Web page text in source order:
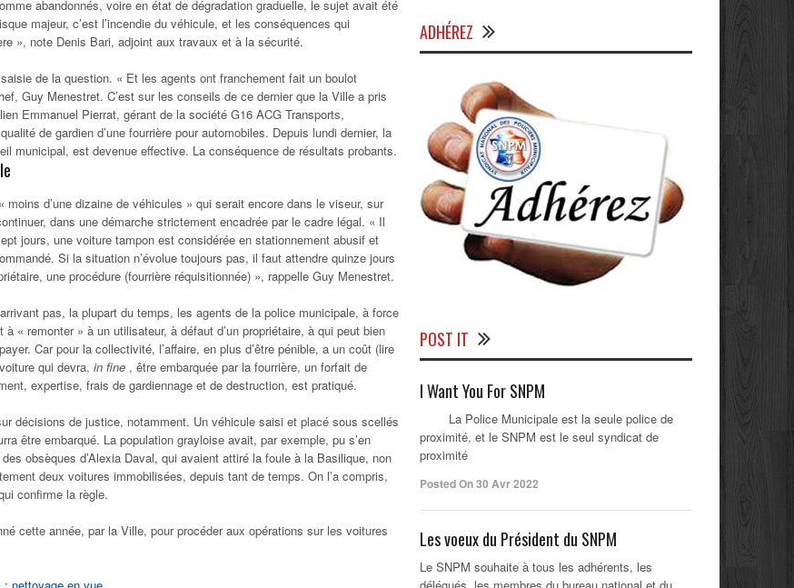
abandonnés, voire en état de dégradation graduelle, le sujet avait été
majeur, c’est l’incendie du véhicule, et les conséquences qui
», note Denis Bari, adjoint aux travaux et à la sécurité.
de la question. « Et les agents ont franchement fait un boulot
Guy Menestret. C’est sur les conseils de ce dernier que la Ville a pris
Emmanuel Pierrat, gérant de la société G16 ACG Transports,
de gardien d’une fourrière pour automobiles. Depuis lundi dernier, la
municipal, est devenue effective. La conséquence de résultats probants.
moins d’une dizaine de véhicules » qui serait encore dans le viseur, sur
dans une démarche strictement encadrée par le cadre légal. « Il
jours, une voiture tampon est considérée en stationnement abusif et
Si la situation n’évolue toujours pas, il faut attendre quinze jours
une procédure (fourrière réquisitionnée) », rappelle Guy Menestret.
pas, la plupart du temps, les agents de la police municipale, à force
« remonter » à un utilisateur, à défaut d’un propriétaire, à qui peut bien
Car pour la collectivité, l’affaire, en plus d’être pénible, a un coût (lire
qui devra, in fine , être embarquée par la fourrière, un forfait de
expertise, frais de gardiennage et de destruction, est pratiqué.
décisions de justice, notamment. Un véhicule saisi et placé sous scellés
être embarqué. La population grayloise avait, par exemple, pu s’en
obsèques d’Alexia Daval, qui avaient attiré la foule à la Basilique, non
deux voitures immobilisées, depuis tant de temps. On l’a compris,
confirme la règle.
cette année, par la Ville, pour procéder aux opérations sur les voitures
nettoyage en vue
ADHÉREZ
POST IT
I Want You For SNPM
La Police Municipale est la seule police de
proximité, et le SNPM est le seul syndicat de
proximité
Posted On 30 Avr 2022
Les voeux du Président du SNPM
Le SNPM souhaite à tous les adhérents, les
délégués, les membres du bureau national et du